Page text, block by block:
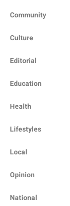
Community
Culture
Editorial
Education
Health
Lifestyles
Local
Opinion
National